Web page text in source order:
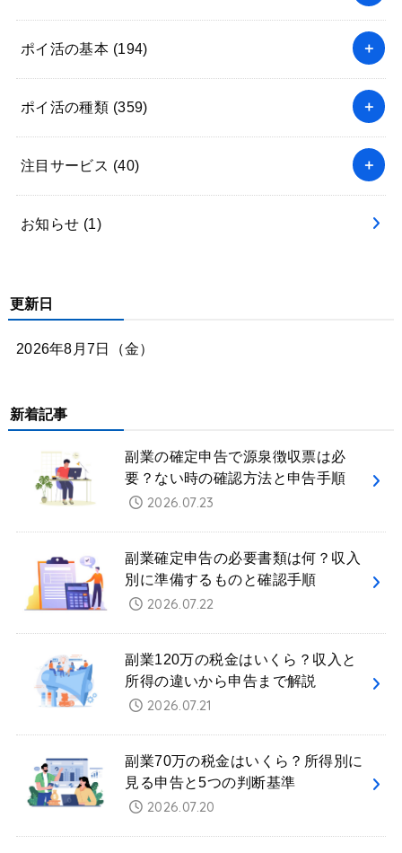
ポイ活の基本 (194)
ポイ活の種類 (359)
注目サービス (40)
お知らせ (1)
更新日
2026年8月7日（金）
新着記事
副業の確定申告で源泉徴収票は必
要？ない時の確認方法と申告手順
2026.07.23
副業確定申告の必要書類は何？収入
別に準備するものと確認手順
2026.07.22
副業120万の税金はいくら？収入と
所得の違いから申告まで解説
2026.07.21
副業70万の税金はいくら？所得別に
見る申告と5つの判断基準
2026.07.20